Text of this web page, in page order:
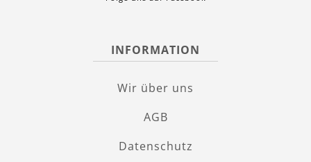
INFORMATION
Wir über uns
AGB
Datenschutz